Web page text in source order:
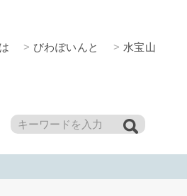
>びわぽいんと > 水宝山